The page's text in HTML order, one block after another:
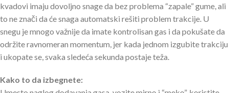
kvadovi imaju dovoljno snage da bez problema “zapale” gume, ali
to ne znači da će snaga automatski rešiti problem trakcije. U
snegu je mnogo važnije da imate kontrolisan gas i da pokušate da
održite ravnomeran momentum, jer kada jednom izgubite trakciju
i ukopate se, svaka sledeća sekunda postaje teža.
Kako to da izbegnete: